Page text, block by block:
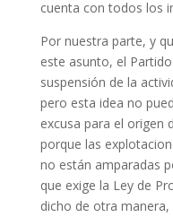
cuenta con todos los
Por nuestra parte, y
este asunto, el
suspensión de la
pero esta idea no
excusa para el origen
porque las
no están amparadas
que exige la Ley de
dicho de otra